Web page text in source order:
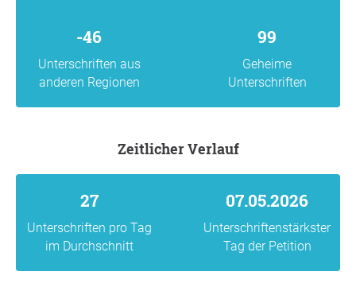
-46
Unterschriften aus
anderen Regionen
99
Geheime
Unterschriften
Zeitlicher Verlauf
27
Unterschriften pro Tag
im Durchschnitt
07.05.2026
Unterschriftenstärkster
Tag der Petition